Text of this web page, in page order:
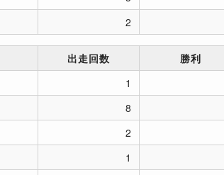
2
出走回数 勝利
1
8
2
1